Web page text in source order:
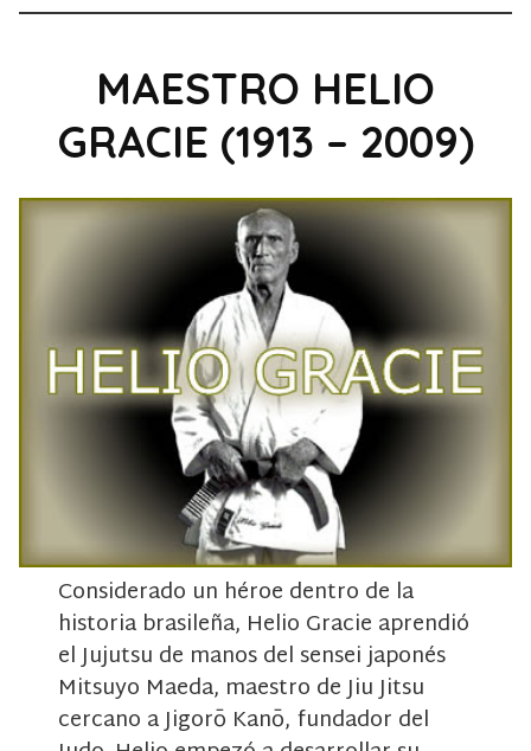
MAESTRO HELIO
GRACIE (1913 – 2009)
Considerado un héroe dentro de la
historia brasileña, Helio Gracie aprendió
el Jujutsu de manos del sensei japonés
Mitsuyo Maeda, maestro de Jiu Jitsu
cercano a Jigorō Kanō, fundador del